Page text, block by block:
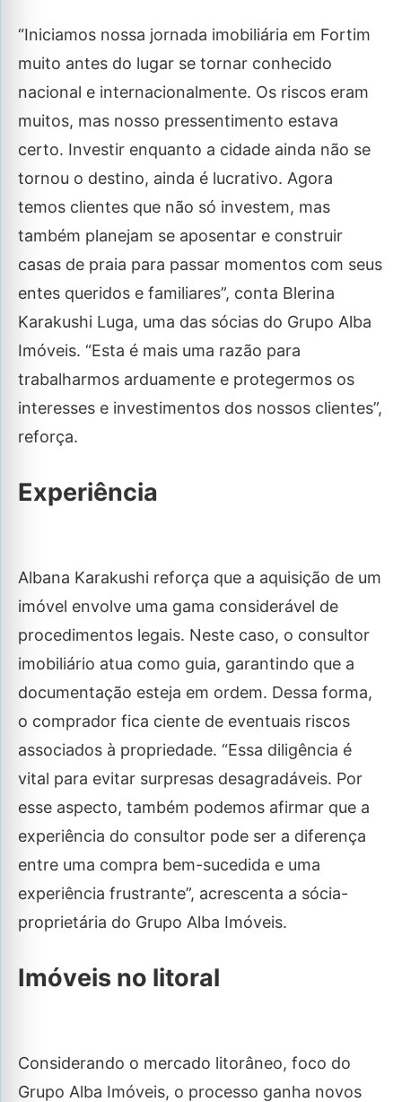
“Iniciamos nossa jornada imobiliária em Fortim
muito antes do lugar se tornar conhecido
nacional e internacionalmente. Os riscos eram
muitos, mas nosso pressentimento estava
certo. Investir enquanto a cidade ainda não se
tornou o destino, ainda é lucrativo. Agora
temos clientes que não só investem, mas
também planejam se aposentar e construir
casas de praia para passar momentos com seus
entes queridos e familiares”, conta Blerina
Karakushi Luga, uma das sócias do Grupo Alba
Imóveis. “Esta é mais uma razão para
trabalharmos arduamente e protegermos os
interesses e investimentos dos nossos clientes”,
reforça.
Experiência
Albana Karakushi reforça que a aquisição de um
imóvel envolve uma gama considerável de
procedimentos legais. Neste caso, o consultor
imobiliário atua como guia, garantindo que a
documentação esteja em ordem. Dessa forma,
o comprador fica ciente de eventuais riscos
associados à propriedade. “Essa diligência é
vital para evitar surpresas desagradáveis. Por
esse aspecto, também podemos afirmar que a
experiência do consultor pode ser a diferença
entre uma compra bem-sucedida e uma
experiência frustrante”, acrescenta a sócia-
proprietária do Grupo Alba Imóveis.
Imóveis no litoral
Considerando o mercado litorâneo, foco do
Grupo Alba Imóveis, o processo ganha novos